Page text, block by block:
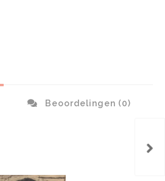
Beoordelingen (0)